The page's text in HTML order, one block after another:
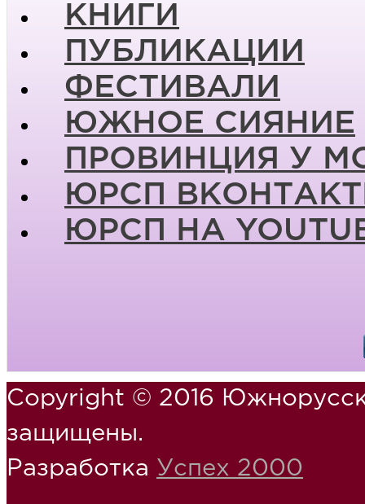
КНИГИ
ПУБЛИКАЦИИ
ФЕСТИВАЛИ
ЮЖНОЕ СИЯНИЕ
ПРОВИНЦИЯ У
ЮРСП
ЮРСП НА
Copyright © 2016
защищены.
Разработка Успех 2000